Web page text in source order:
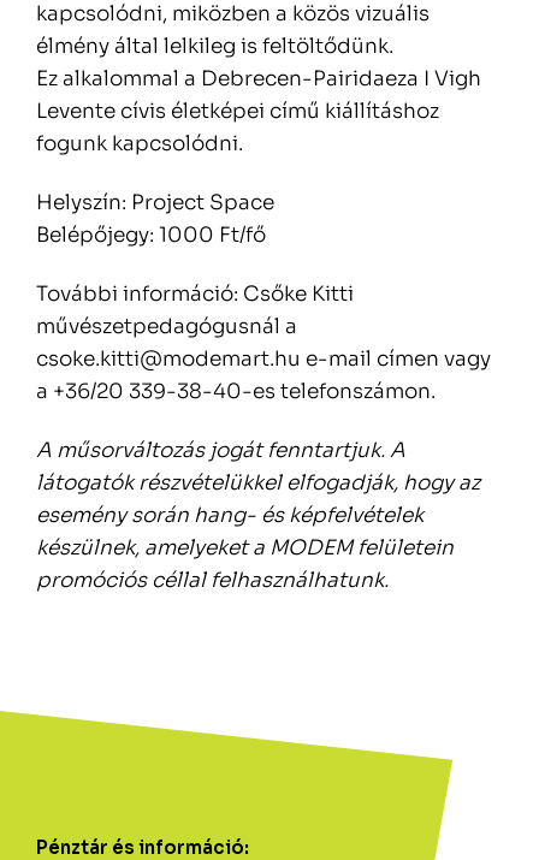
Pénztár és információ:
kapcsolódni, miközben a közös vizuális
élmény által lelkileg is feltöltődünk.
Ez alkalommal a Debrecen-Pairidaeza I Vigh
Levente cívis életképei című kiállításhoz
fogunk kapcsolódni.
Helyszín: Project Space
Belépőjegy: 1000 Ft/fő
További információ: Csőke Kitti
művészetpedagógusnál a
csoke.kitti@modemart.hu e-mail címen vagy
a +36/20 339-38-40-es telefonszámon.
A műsorváltozás jogát fenntartjuk. A
látogatók részvételükkel elfogadják, hogy az
esemény során hang- és képfelvételek
készülnek, amelyeket a MODEM felületein
promóciós céllal felhasználhatunk.